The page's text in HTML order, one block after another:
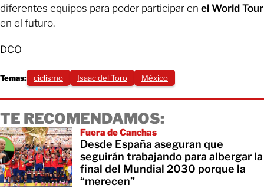
diferentes equipos para poder participar en el World Tour
en el futuro.
DCO
Temas: ciclismo Isaac del Toro México
TE RECOMENDAMOS:
Fuera de Canchas
Desde España aseguran que
seguirán trabajando para albergar la
final del Mundial 2030 porque la
“merecen”